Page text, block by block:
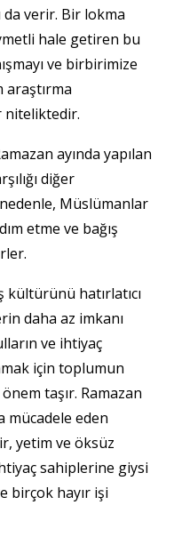
da verir. Bir lokma
hale getiren bu
ve birbirimize
araştırma
niteliktedir.
ayında yapılan
diğer
Müslümanlar
etme ve bağış
kültürünü hatırlatıcı
daha az imkanı
ve ihtiyaç
için toplumun
taşır. Ramazan
mücadele eden
yetim ve öksüz
sahiplerine giysi
birçok hayır işi